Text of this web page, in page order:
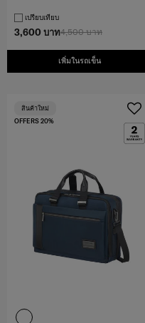
4,500 บาท
3,600 บาท
เพิ่มในรถเข็น
เปรียบเทียบ
OFFERS 20%
สินค้าใหม่